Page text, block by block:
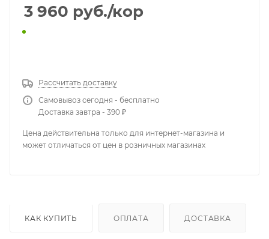
3 960 руб./кор
Рассчитать доставку
Самовывоз сегодня - бесплатно
Доставка завтра - 390 ₽
Цена действительна только для интернет-магазина и
может отличаться от цен в розничных магазинах
КАК КУПИТЬ ОПЛАТА ДОСТАВКА